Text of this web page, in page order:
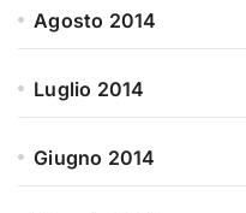
Agosto 2014
Luglio 2014
Giugno 2014